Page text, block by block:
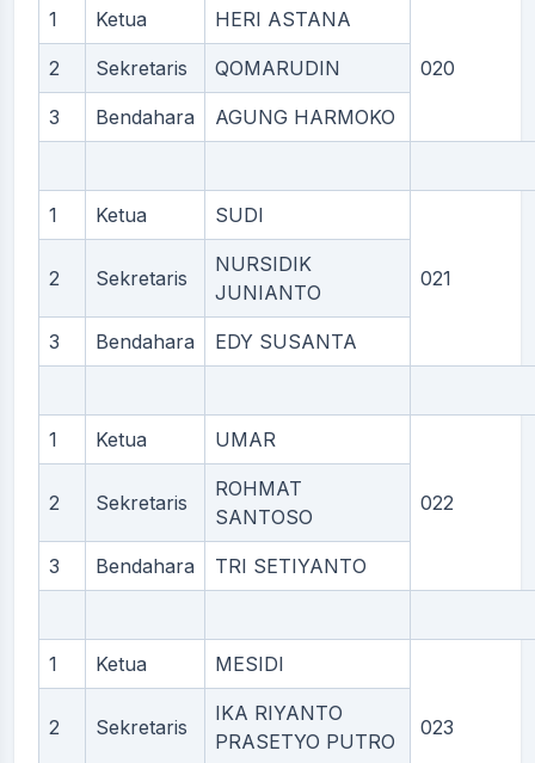
1 Ketua HERI ASTANA
020
2 Sekretaris QOMARUDIN
3 Bendahara AGUNG HARMOKO
1 Ketua SUDI
021
2 Sekretaris
NURSIDIK
JUNIANTO
3 Bendahara EDY SUSANTA
1 Ketua UMAR
022
2 Sekretaris
ROHMAT
SANTOSO
3 Bendahara TRI SETIYANTO
1 Ketua MESIDI
023
2 Sekretaris
IKA RIYANTO
PRASETYO PUTRO